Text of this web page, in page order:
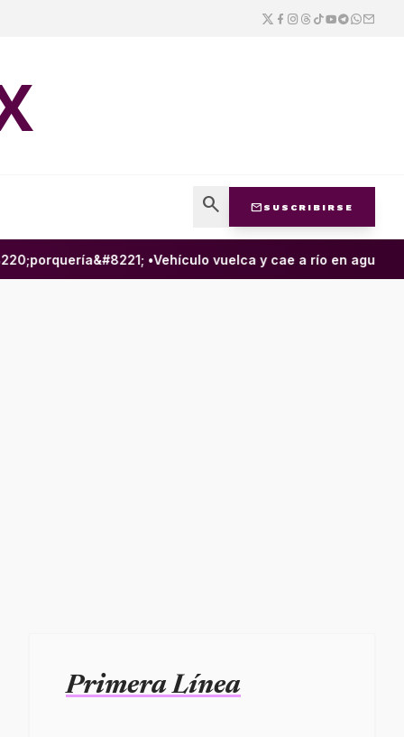
search mail SUSCRIBIRSE
•Vehículo vuelca y cae a río en aguas
Primera Línea